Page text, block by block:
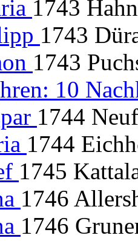
1743
1743
1743
10
1744
1744
1745
1746
1746